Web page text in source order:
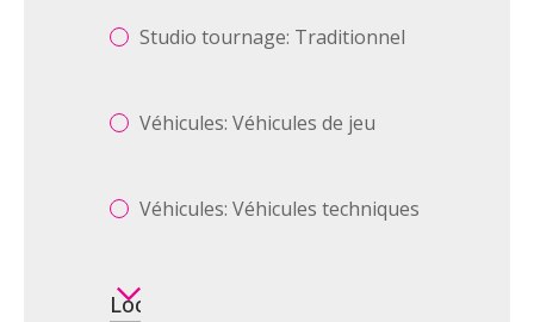
Studio tournage: Traditionnel
Véhicules: Véhicules de jeu
Véhicules: Véhicules techniques